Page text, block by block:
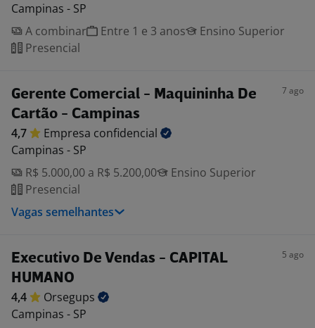
Campinas - SP
A combinar
Entre 1 e 3 anos
Ensino Superior
Presencial
Gerente Comercial - Maquininha De
Cartão - Campinas
7 ago
4,7 Empresa confidencial
Campinas - SP
R$ 5.000,00 a R$ 5.200,00
Ensino Superior
Presencial
Vagas semelhantes
Executivo De Vendas - CAPITAL
HUMANO
5 ago
4,4
Orsegups
Campinas - SP